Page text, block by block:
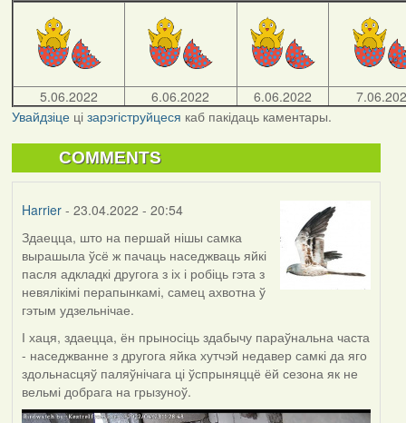
5.06.2022 6.06.2022 6.06.2022
Увайдзіцеці зарэгіструйцеся каб пакідаць каментары.
COMMENTS
Harrier- 23.04.2022 - 20:54
Здаецца, што на першай нішы самка
вырашыла ўсё ж пачаць наседжваць яйкі
пасля адкладкі другога з іх і робіць гэта з
невялікімі перапынкамі, самец ахвотна ў
гэтым удзельнічае.
І хаця, здаецца, ён прыносіць здабычу параўнальна часта
- наседжванне з другога яйка хутчэй недавер самкі да яго
здольнасцяў паляўнічага ці ўспрыняццё ёй сезона як не
вельмі добрага на грызуноў.